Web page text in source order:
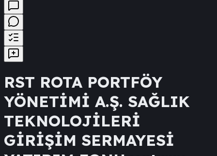
RST ROTA PORTFÖY
YÖNETİMİ A.Ş. SAĞLIK
TEKNOLOJİLERİ
GİRİŞİM SERMAYESİ